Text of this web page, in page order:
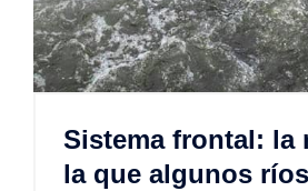
Sistema frontal: la
la que algunos